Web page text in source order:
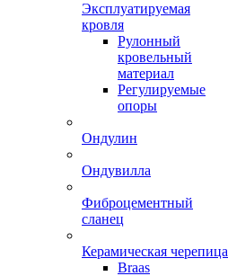
Эксплуатируемая
кровля
Рулонный
кровельный
материал
Регулируемые
опоры
Ондулин
Ондувилла
Фиброцементный
сланец
Керамическая черепица
Braas